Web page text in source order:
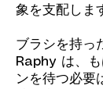
象を支配しま
ブラシを持っ
Raphy は、も
ンを待つ必要